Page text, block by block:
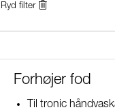
Ryd filter
Forhøjer fod
Til tronic